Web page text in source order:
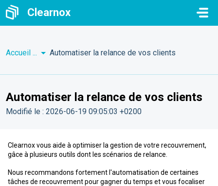
Passer au contenu principal
Clearnox
Accueil ... Automatiser la relance de vos clients
Automatiser la relance de vos clients
Modifié le : 2026-06-19 09:05:03 +0200
Clearnox vous aide à optimiser la gestion de votre recouvrement,
gâce à plusieurs outils dont les scénarios de relance.
Nous recommandons fortement l'automatisation de certaines
tâches de recouvrement pour gagner du temps et vous focaliser